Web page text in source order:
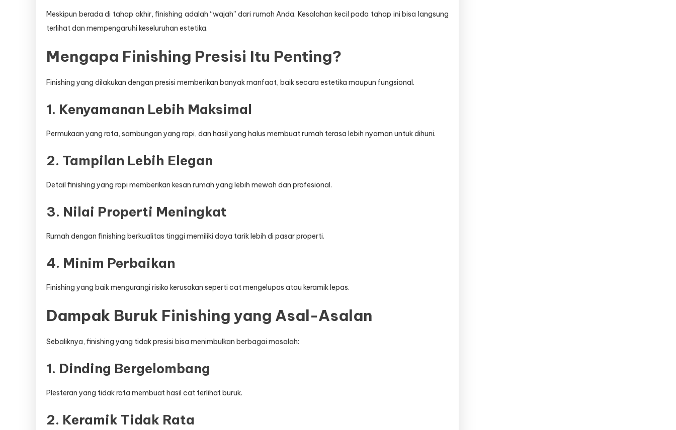
Meskipun berada di tahap akhir, finishing adalah “wajah” dari rumah Anda. Kesalahan kecil pada tahap ini bisa langsung
terlihat dan mempengaruhi keseluruhan estetika.
Mengapa Finishing Presisi Itu Penting?
Finishing yang dilakukan dengan presisi memberikan banyak manfaat, baik secara estetika maupun fungsional.
1. Kenyamanan Lebih Maksimal
Permukaan yang rata, sambungan yang rapi, dan hasil yang halus membuat rumah terasa lebih nyaman untuk dihuni.
2. Tampilan Lebih Elegan
Detail finishing yang rapi memberikan kesan rumah yang lebih mewah dan profesional.
3. Nilai Properti Meningkat
Rumah dengan finishing berkualitas tinggi memiliki daya tarik lebih di pasar properti.
4. Minim Perbaikan
Finishing yang baik mengurangi risiko kerusakan seperti cat mengelupas atau keramik lepas.
Dampak Buruk Finishing yang Asal-Asalan
Sebaliknya, finishing yang tidak presisi bisa menimbulkan berbagai masalah:
1. Dinding Bergelombang
Plesteran yang tidak rata membuat hasil cat terlihat buruk.
2. Keramik Tidak Rata